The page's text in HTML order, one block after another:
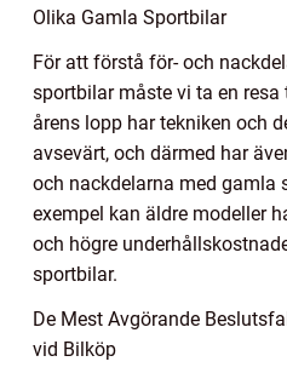
Olika Gamla Sportbilar
För att förstå för- och
sportbilar måste vi ta en
årens lopp har tekniken och
avsevärt, och därmed har
och nackdelarna med gamla
exempel kan äldre modeller
och högre
sportbilar.
De Mest Avgörande
vid Bilköp